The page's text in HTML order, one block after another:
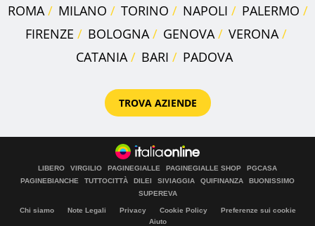
ROMA MILANO TORINO NAPOLI
PALERMO
FIRENZE
BOLOGNA GENOVA
VERONA
CATANIA
BARI PADOVA
TROVA AZIENDE
LIBERO VIRGILIO PAGINEGIALLE PAGINEGIALLE SHOP
PGCASA
PAGINEBIANCHE
TUTTOCITTÀ DILEI SIVIAGGIA QUIFINANZA
BUONISSIMO
SUPEREVA
Chi siamo Note Legali Privacy Cookie Policy
Preferenze sui cookie
Aiuto